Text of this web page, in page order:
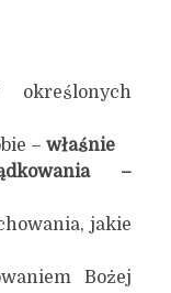
– właśnie
–
jakie
Bożej